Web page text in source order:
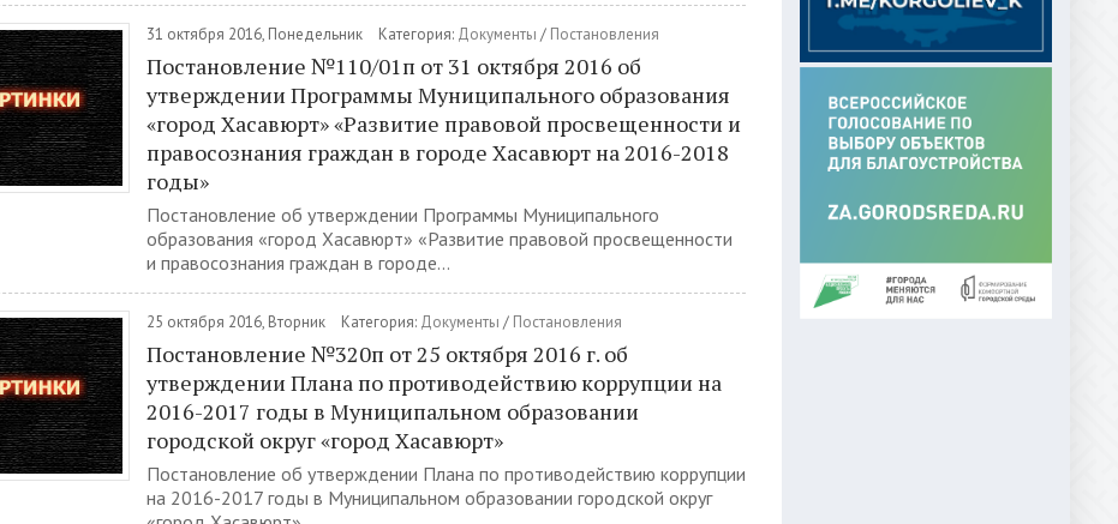
31 октября 2016, Понедельник Категория: Документы / Постановления
Постановление №110/01п от 31 октября 2016 об
утверждении Программы Муниципального образования
«город Хасавюрт» «Развитие правовой просвещенности и
правосознания граждан в городе Хасавюрт на 2016-2018
годы»
Постановление об утверждении Программы Муниципального
образования «город Хасавюрт» «Развитие правовой просвещенности
и правосознания граждан в городе...
25 октября 2016, Вторник Категория: Документы / Постановления
Постановление №320п от 25 октября 2016 г. об
утверждении Плана по противодействию коррупции на
2016-2017 годы в Муниципальном образовании
городской округ «город Хасавюрт»
Постановление об утверждении Плана по противодействию коррупции
на 2016-2017 годы в Муниципальном образовании городской округ